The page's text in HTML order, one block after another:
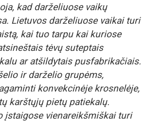
kad darželiuose vaikų
Lietuvos darželiuose vaikai turi
kai tuo tarpu kai kuriose
tėvų suteptais
ar atšildytais pusfabrikačiais.
ir darželio grupėms,
konvekcinėje krosnelėje,
karštųjų pietų patiekalų.
įstaigose vienareikšmiškai turi